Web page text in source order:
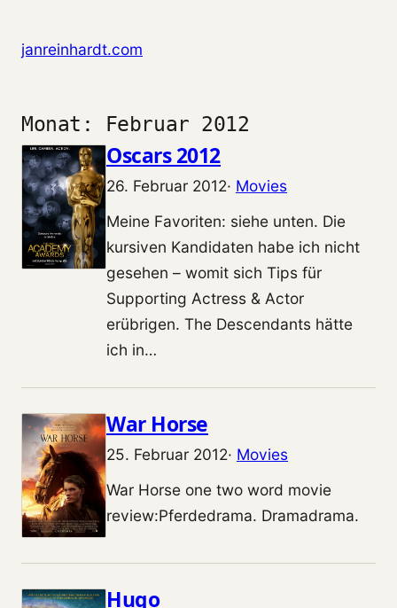
janreinhardt.com
Monat: Februar 2012
Oscars 2012
26. Februar 2012· Movies
Meine Favoriten: siehe unten. Die
kursiven Kandidaten habe ich nicht
gesehen – womit sich Tips für
Supporting Actress & Actor
erübrigen. The Descendants hätte
ich in…
War Horse
25. Februar 2012· Movies
War Horse one two word movie
review:Pferdedrama. Dramadrama.
Hugo